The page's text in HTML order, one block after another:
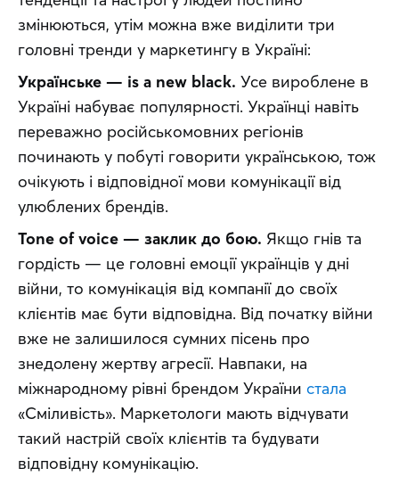
змінюються, утім можна вже виділити три
головні тренди у маркетингу в Україні:
Українське — is a new black. Усе вироблене в
Україні набуває популярності. Українці навіть
переважно російськомовних регіонів
починають у побуті говорити українською, тож
очікують і відповідної мови комунікації від
улюблених брендів.
Tone of voice — заклик до бою. Якщо гнів та
гордість — це головні емоції українців у дні
війни, то комунікація від компанії до своїх
клієнтів має бути відповідна. Від початку війни
вже не залишилося сумних пісень про
знедолену жертву агресії. Навпаки, на
міжнародному рівні брендом України стала
«Сміливість». Маркетологи мають відчувати
такий настрій своїх клієнтів та будувати
відповідну комунікацію.